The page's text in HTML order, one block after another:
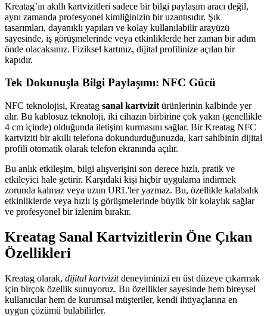
Kreatag’ın akıllı kartvizitleri sadece bir bilgi paylaşım aracı değil,
aynı zamanda profesyonel kimliğinizin bir uzantısıdır. Şık
tasarımları, dayanıklı yapıları ve kolay kullanılabilir arayüzü
sayesinde, iş görüşmelerinde veya etkinliklerde her zaman bir adım
önde olacaksınız. Fiziksel kartınız, dijital profilinize açılan bir
kapıdır.
Tek Dokunuşla Bilgi Paylaşımı: NFC Gücü
NFC teknolojisi, Kreatag sanal kartvizit ürünlerinin kalbinde yer
alır. Bu kablosuz teknoloji, iki cihazın birbirine çok yakın (genellikle
4 cm içinde) olduğunda iletişim kurmasını sağlar. Bir Kreatag NFC
kartviziti bir akıllı telefona dokundurduğunuzda, kart sahibinin dijital
profili otomatik olarak telefon ekranında açılır.
Bu anlık etkileşim, bilgi alışverişini son derece hızlı, pratik ve
etkileyici hale getirir. Karşıdaki kişi hiçbir uygulama indirmek
zorunda kalmaz veya uzun URL'ler yazmaz. Bu, özellikle kalabalık
etkinliklerde veya hızlı iş görüşmelerinde büyük bir kolaylık sağlar
ve profesyonel bir izlenim bırakır.
Kreatag Sanal Kartvizitlerin Öne Çıkan
Özellikleri
Kreatag olarak, dijital kartvizitdeneyiminizi en üst düzeye çıkarmak
için birçok özellik sunuyoruz. Bu özellikler sayesinde hem bireysel
kullanıcılar hem de kurumsal müşteriler, kendi ihtiyaçlarına en
uygun çözümü bulabilirler.